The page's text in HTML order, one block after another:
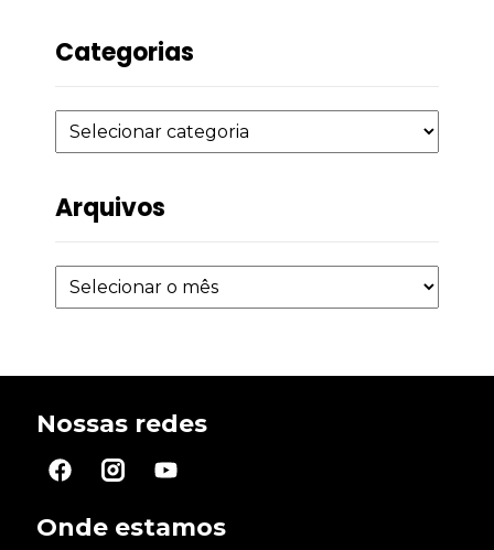
Categorias
Arquivos
Nossas redes
Onde estamos